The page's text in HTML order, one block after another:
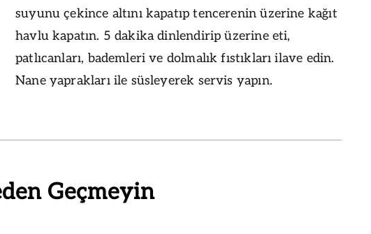
suyunu çekince altını kapatıp tencerenin üzerine kağıt
havlu kapatın. 5 dakika dinlendirip üzerine eti,
patlıcanları, bademleri ve dolmalık fıstıkları ilave edin.
Nane yaprakları ile süsleyerek servis yapın.
Geçmeyin